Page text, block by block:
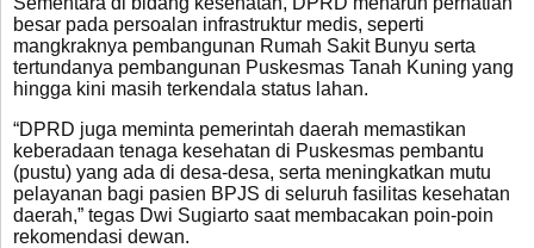
besar pada persoalan infrastruktur medis, seperti
mangkraknya pembangunan Rumah Sakit Bunyu serta
tertundanya pembangunan Puskesmas Tanah Kuning yang
hingga kini masih terkendala status lahan.
“DPRD juga meminta pemerintah daerah memastikan
keberadaan tenaga kesehatan di Puskesmas pembantu
(pustu) yang ada di desa-desa, serta meningkatkan mutu
pelayanan bagi pasien BPJS di seluruh fasilitas kesehatan
daerah,” tegas Dwi Sugiarto saat membacakan poin-poin
rekomendasi dewan.